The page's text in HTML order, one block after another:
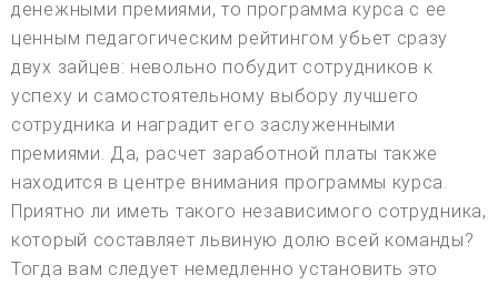
денежными премиями, то программа курса с ее
ценным педагогическим рейтингом убьет сразу
двух зайцев: невольно побудит сотрудников к
успеху и самостоятельному выбору лучшего
сотрудника и наградит его заслуженными
премиями. Да, расчет заработной платы также
находится в центре внимания программы курса.
Приятно ли иметь такого независимого сотрудника,
который составляет львиную долю всей команды?
Тогда вам следует немедленно установить это